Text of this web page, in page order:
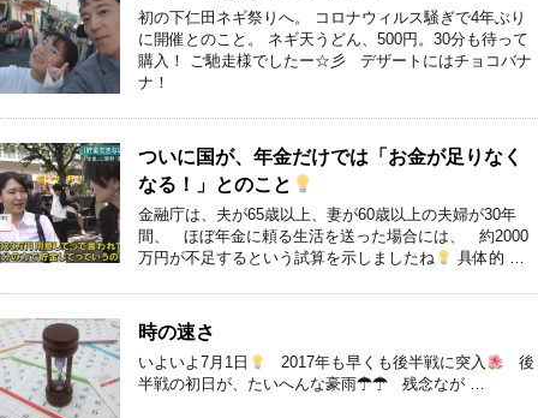
初の下仁田ネギ祭りへ。 コロナウィルス騒ぎで4年ぶり
に開催とのこと。 ネギ天うどん、500円。30分も待って
購入！ ご馳走様でしたー☆彡 デザートにはチョコバナ
ナ！
ついに国が、年金だけでは「お金が足りなく
なる！」とのこと
金融庁は、夫が65歳以上、妻が60歳以上の夫婦が30年
間、 ほぼ年金に頼る生活を送った場合には、 約2000
万円が不足するという試算を示しましたね
具体的 …
時の速さ
いよいよ7月1日 2017年も早くも後半戦に突入
後
半戦の初日が、たいへんな豪雨☂☂ 残念なが …